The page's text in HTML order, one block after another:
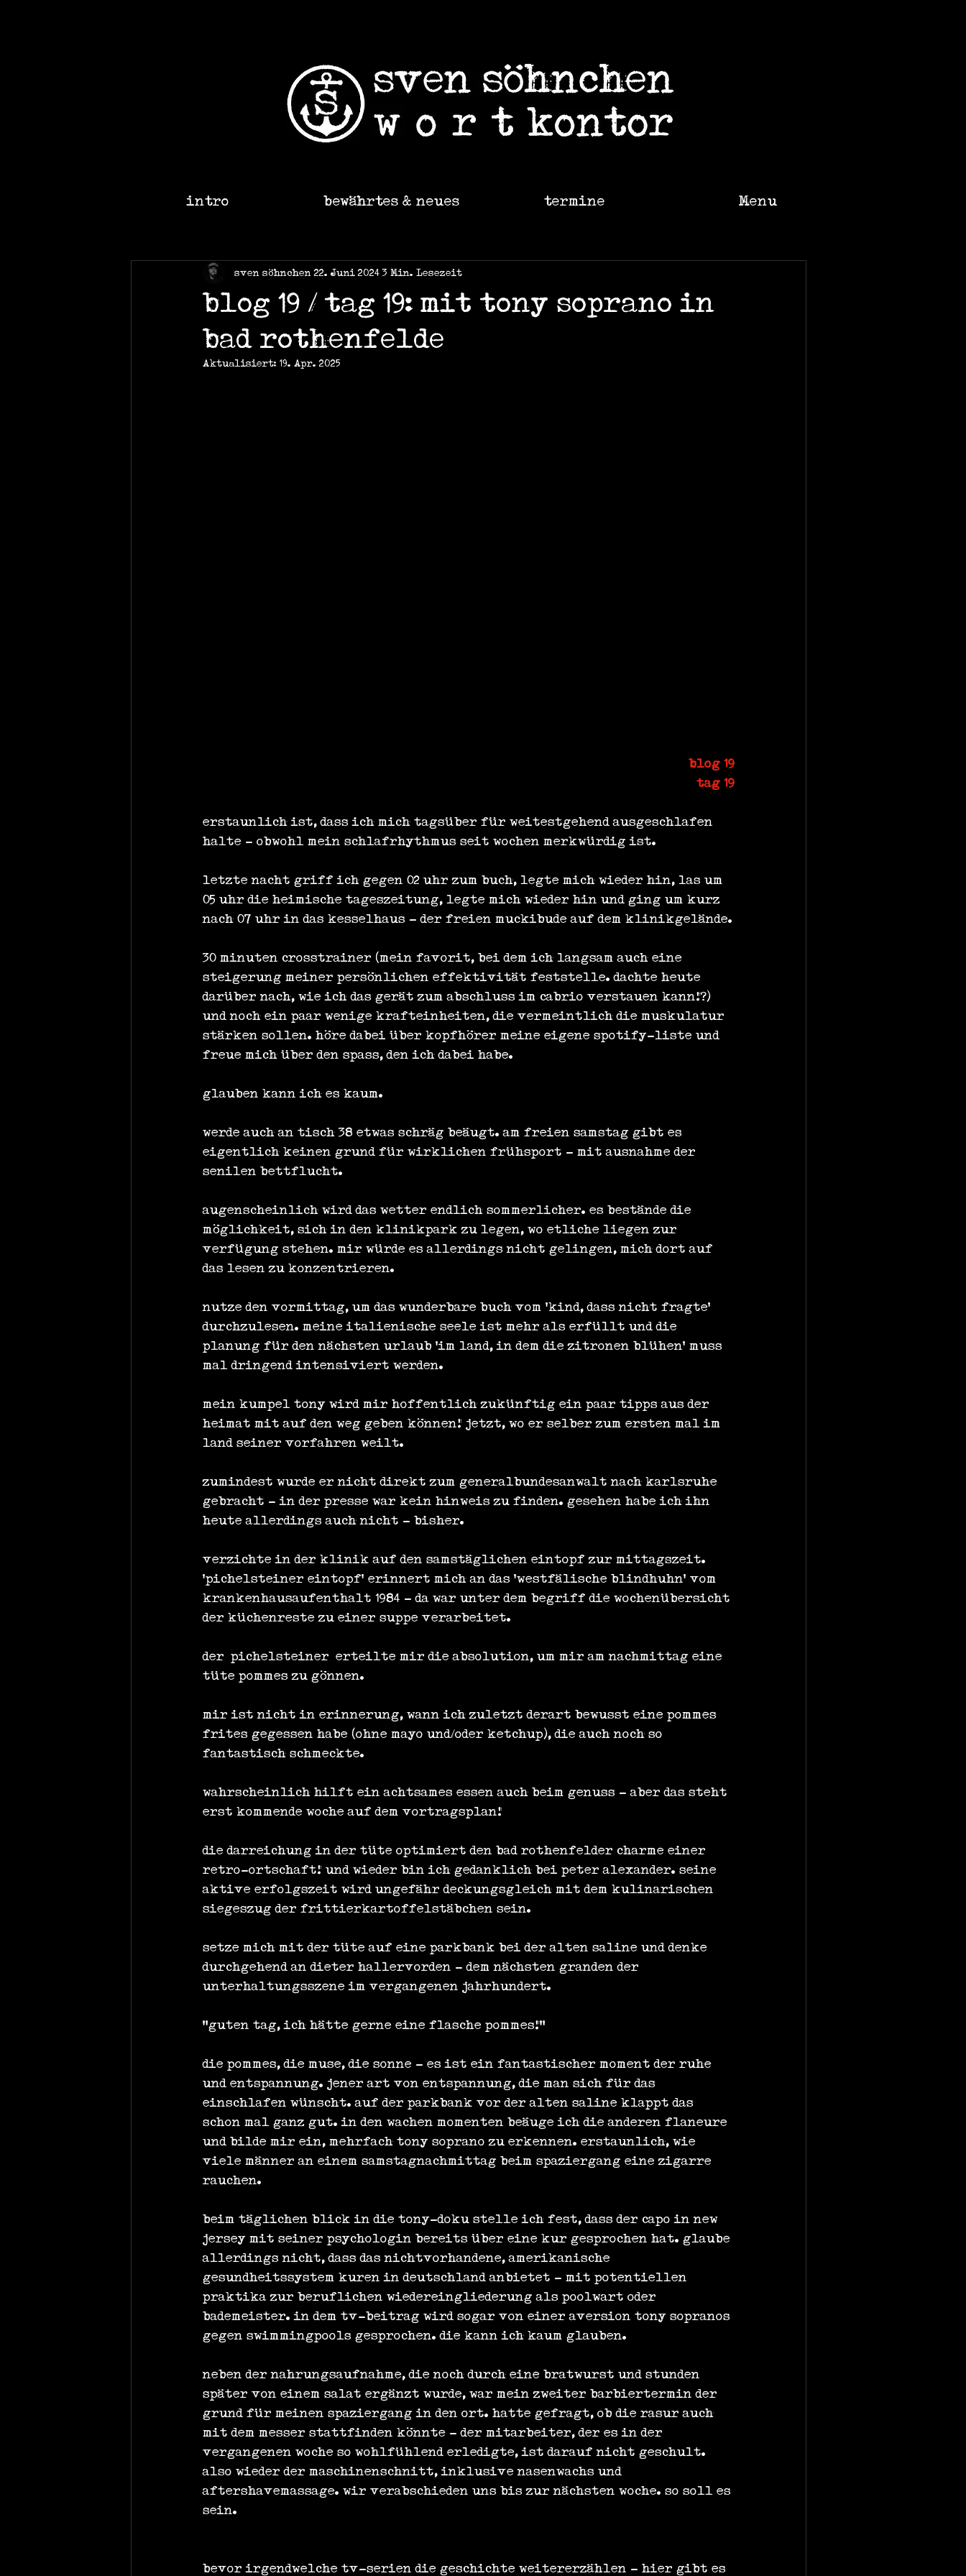
intro bewährtes & neues termine Menu
blog 19 / tag 19: mit tony soprano in
bad rothenfelde
sven söhnchen 22. Juni 2024 3 Min. Lesezeit
Aktualisiert: 19. Apr. 2025
blog 19
tag 19
erstaunlich ist, dass ich mich tagsüber für weitestgehend ausgeschlafen
halte - obwohl mein schlafrhythmus seit wochen merkwürdig ist.
letzte nacht griff ich gegen 02 uhr zum buch, legte mich wieder hin, las um
05 uhr die heimische tageszeitung, legte mich wieder hin und ging um kurz
nach 07 uhr in das kesselhaus - der freien muckibude auf dem klinikgelände.
30 minuten crosstrainer (mein favorit, bei dem ich langsam auch eine
steigerung meiner persönlichen effektivität feststelle. dachte heute
darüber nach, wie ich das gerät zum abschluss im cabrio verstauen kann!?)
und noch ein paar wenige krafteinheiten, die vermeintlich die muskulatur
stärken sollen. höre dabei über kopfhörer meine eigene spotify-liste und
freue mich über den spass, den ich dabei habe.
glauben kann ich es kaum.
werde auch an tisch 38 etwas schräg beäugt. am freien samstag gibt es
eigentlich keinen grund für wirklichen frühsport - mit ausnahme der
senilen bettflucht.
augenscheinlich wird das wetter endlich sommerlicher. es bestände die
möglichkeit, sich in den klinikpark zu legen, wo etliche liegen zur
verfügung stehen. mir würde es allerdings nicht gelingen, mich dort auf
das lesen zu konzentrieren.
nutze den vormittag, um das wunderbare buch vom 'kind, dass nicht fragte'
durchzulesen. meine italienische seele ist mehr als erfüllt und die
planung für den nächsten urlaub 'im land, in dem die zitronen blühen' muss
mal dringend intensiviert werden.
mein kumpel tony wird mir hoffentlich zukünftig ein paar tipps aus der
heimat mit auf den weg geben können! jetzt, wo er selber zum ersten mal im
land seiner vorfahren weilt.
zumindest wurde er nicht direkt zum generalbundesanwalt nach karlsruhe
gebracht - in der presse war kein hinweis zu finden. gesehen habe ich ihn
heute allerdings auch nicht - bisher.
verzichte in der klinik auf den samstäglichen eintopf zur mittagszeit.
'pichelsteiner eintopf' erinnert mich an das 'westfälische blindhuhn' vom
krankenhausaufenthalt 1984 - da war unter dem begriff die wochenübersicht
der küchenreste zu einer suppe verarbeitet.
der ‚pichelsteiner‘ erteilte mir die absolution, um mir am nachmittag eine
tüte pommes zu gönnen.
mir ist nicht in erinnerung, wann ich zuletzt derart bewusst eine pommes
frites gegessen habe (ohne mayo und/oder ketchup), die auch noch so
fantastisch schmeckte.
wahrscheinlich hilft ein achtsames essen auch beim genuss - aber das steht
erst kommende woche auf dem vortragsplan!
die darreichung in der tüte optimiert den bad rothenfelder charme einer
retro-ortschaft! und wieder bin ich gedanklich bei peter alexander. seine
aktive erfolgszeit wird ungefähr deckungsgleich mit dem kulinarischen
siegeszug der frittierkartoffelstäbchen sein.
setze mich mit der tüte auf eine parkbank bei der alten saline und denke
durchgehend an dieter hallervorden - dem nächsten granden der
unterhaltungsszene im vergangenen jahrhundert.
"guten tag, ich hätte gerne eine flasche pommes!"
die pommes, die muse, die sonne - es ist ein fantastischer moment der ruhe
und entspannung. jener art von entspannung, die man sich für das
einschlafen wünscht. auf der parkbank vor der alten saline klappt das
schon mal ganz gut. in den wachen momenten beäuge ich die anderen flaneure
und bilde mir ein, mehrfach tony soprano zu erkennen. erstaunlich, wie
viele männer an einem samstagnachmittag beim spaziergang eine zigarre
rauchen.
beim täglichen blick in die tony-doku stelle ich fest, dass der capo in new
jersey mit seiner psychologin bereits über eine kur gesprochen hat. glaube
allerdings nicht, dass das nichtvorhandene, amerikanische
gesundheitssystem kuren in deutschland anbietet - mit potentiellen
praktika zur beruflichen wiedereingliederung als poolwart oder
bademeister. in dem tv-beitrag wird sogar von einer aversion tony sopranos
gegen swimmingpools gesprochen. die kann ich kaum glauben.
neben der nahrungsaufnahme, die noch durch eine bratwurst und stunden
später von einem salat ergänzt wurde, war mein zweiter barbiertermin der
grund für meinen spaziergang in den ort. hatte gefragt, ob die rasur auch
mit dem messer stattfinden könnte - der mitarbeiter, der es in der
vergangenen woche so wohlfühlend erledigte, ist darauf nicht geschult.
also wieder der maschinenschnitt, inklusive nasenwachs und
aftershavemassage. wir verabschieden uns bis zur nächsten woche. so soll es
sein.
bevor irgendwelche tv-serien die geschichte weitererzählen - hier gibt es